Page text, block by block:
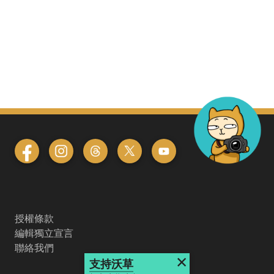
授權條款
編輯獨立宣言
聯絡我們
支持沃草 ×